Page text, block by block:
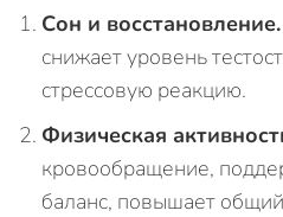
Сон и восстановление.
снижает уровень
стрессовую реакцию.
Физическая
кровообращение,
баланс, повышает